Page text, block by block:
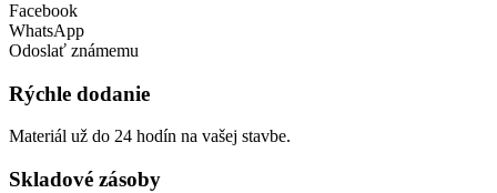
Facebook
WhatsApp
Odoslať známemu
Rýchle dodanie
Materiál už do 24 hodín na vašej stavbe.
Skladové zásoby